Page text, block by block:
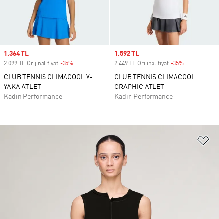
Sale price
1.364 TL
2.099 TL Orijinal fiyat -35%
CLUB TENNIS CLIMACOOL V-
YAKA ATLET
Kadın Performance
Sale price
1.592 TL
2.449 TL Orijinal fiyat -35%
CLUB TENNIS CLIMACOOL
GRAPHIC ATLET
Kadın Performance